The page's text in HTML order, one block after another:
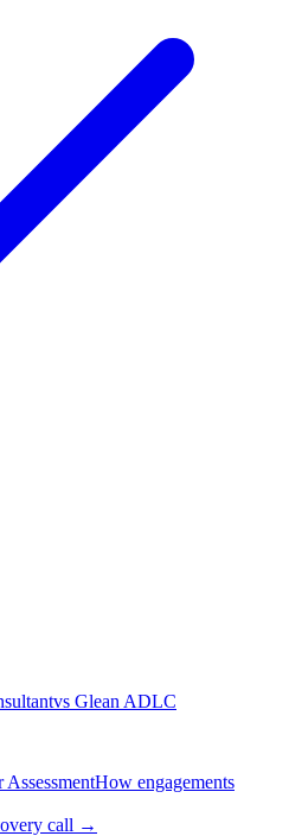
vs Glean ADLC
AssessmentHow engagements
call →